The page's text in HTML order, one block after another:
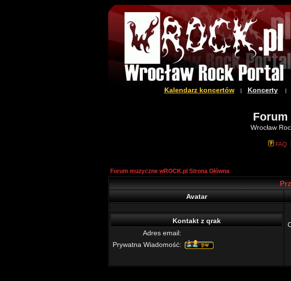
Kalendarz koncertów| Koncerty|
Forum
Wrocław
FAQ
Forum muzyczne wROCK.pl Strona Główna
Avatar
Kontakt z qrak
Adres email:
Prywatna Wiadomość: